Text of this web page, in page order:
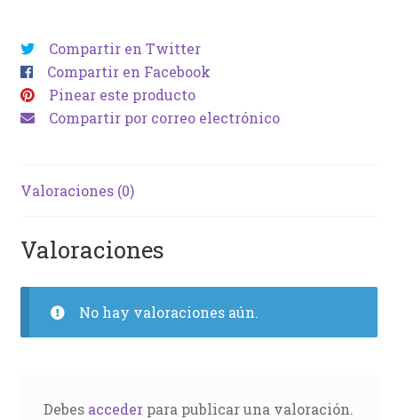
Compartir en Twitter
Compartir en Facebook
Pinear este producto
Compartir por correo electrónico
Valoraciones (0)
Valoraciones
No hay valoraciones aún.
Debes accederpara publicar una valoración.